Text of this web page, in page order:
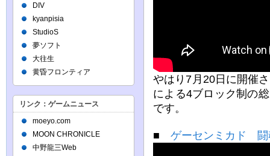
やはり7月20日に開催
による4ブロック制の
です。
■ ゲーセンミカド
DIV
kyanpisia
StudioS
夢ソフト
大往生
黄昏フロンティア
リンク：ゲームニュース
moeyo.com
MOON CHRONICLE
中野龍三Web